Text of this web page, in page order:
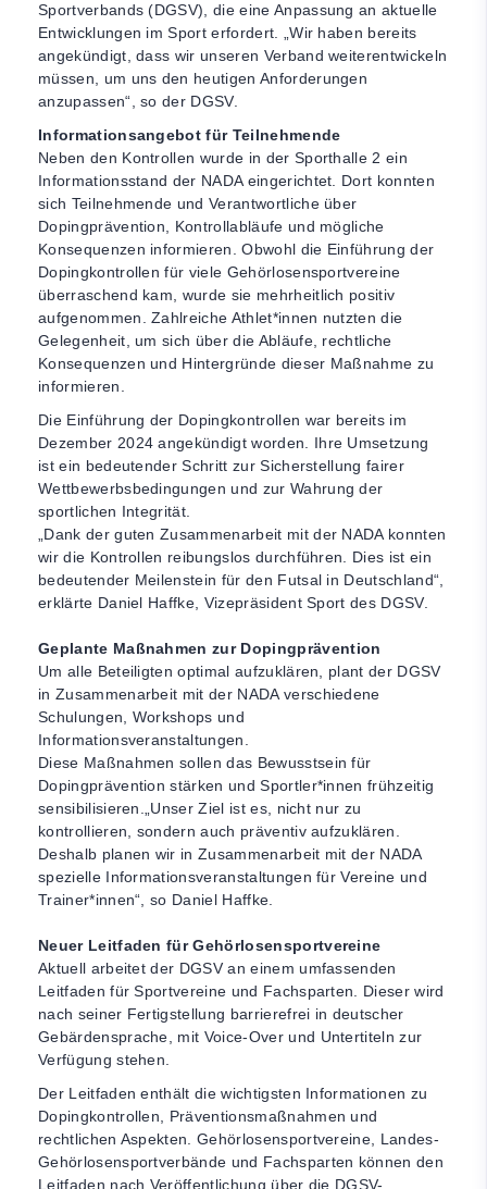
Sportverbands (DGSV), die eine Anpassung an aktuelle
Entwicklungen im Sport erfordert. „Wir haben bereits
angekündigt, dass wir unseren Verband weiterentwickeln
müssen, um uns den heutigen Anforderungen
anzupassen“, so der DGSV.
Informationsangebot für Teilnehmende
Neben den Kontrollen wurde in der Sporthalle 2 ein
Informationsstand der NADA eingerichtet. Dort konnten
sich Teilnehmende und Verantwortliche über
Dopingprävention, Kontrollabläufe und mögliche
Konsequenzen informieren. Obwohl die Einführung der
Dopingkontrollen für viele Gehörlosensportvereine
überraschend kam, wurde sie mehrheitlich positiv
aufgenommen. Zahlreiche Athlet*innen nutzten die
Gelegenheit, um sich über die Abläufe, rechtliche
Konsequenzen und Hintergründe dieser Maßnahme zu
informieren.
Die Einführung der Dopingkontrollen war bereits im
Dezember 2024 angekündigt worden. Ihre Umsetzung
ist ein bedeutender Schritt zur Sicherstellung fairer
Wettbewerbsbedingungen und zur Wahrung der
sportlichen Integrität.
„Dank der guten Zusammenarbeit mit der NADA konnten
wir die Kontrollen reibungslos durchführen. Dies ist ein
bedeutender Meilenstein für den Futsal in Deutschland“,
erklärte Daniel Haffke, Vizepräsident Sport des DGSV.
Geplante Maßnahmen zur Dopingprävention
Um alle Beteiligten optimal aufzuklären, plant der DGSV
in Zusammenarbeit mit der NADA verschiedene
Schulungen, Workshops und
Informationsveranstaltungen.
Diese Maßnahmen sollen das Bewusstsein für
Dopingprävention stärken und Sportler*innen frühzeitig
sensibilisieren.„Unser Ziel ist es, nicht nur zu
kontrollieren, sondern auch präventiv aufzuklären.
Deshalb planen wir in Zusammenarbeit mit der NADA
spezielle Informationsveranstaltungen für Vereine und
Trainer*innen“, so Daniel Haffke.
Neuer Leitfaden für Gehörlosensportvereine
Aktuell arbeitet der DGSV an einem umfassenden
Leitfaden für Sportvereine und Fachsparten. Dieser wird
nach seiner Fertigstellung barrierefrei in deutscher
Gebärdensprache, mit Voice-Over und Untertiteln zur
Verfügung stehen.
Der Leitfaden enthält die wichtigsten Informationen zu
Dopingkontrollen, Präventionsmaßnahmen und
rechtlichen Aspekten. Gehörlosensportvereine, Landes-
Gehörlosensportverbände und Fachsparten können den
Leitfaden nach Veröffentlichung über die DGSV-